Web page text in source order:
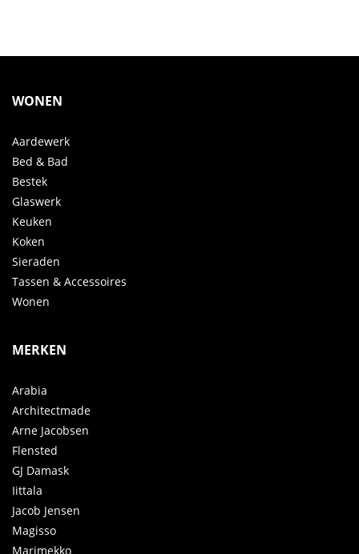
WONEN
Aardewerk
Bed & Bad
Bestek
Glaswerk
Keuken
Koken
Sieraden
Tassen & Accessoires
Wonen
MERKEN
Arabia
Architectmade
Arne Jacobsen
Flensted
GJ Damask
Iittala
Jacob Jensen
Magisso
Marimekko